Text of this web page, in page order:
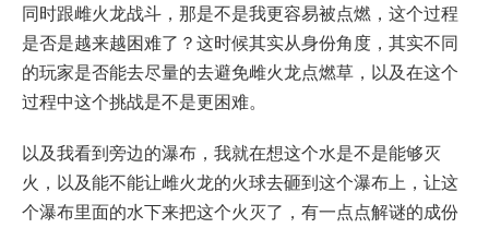
同时跟雌火龙战斗，那是不是我更容易被点燃，这个过程
是否是越来越困难了？这时候其实从身份角度，其实不同
的玩家是否能去尽量的去避免雌火龙点燃草，以及在这个
过程中这个挑战是不是更困难。
以及我看到旁边的瀑布，我就在想这个水是不是能够灭
火，以及能不能让雌火龙的火球去砸到这个瀑布上，让这
个瀑布里面的水下来把这个火灭了，有一点点解谜的成份